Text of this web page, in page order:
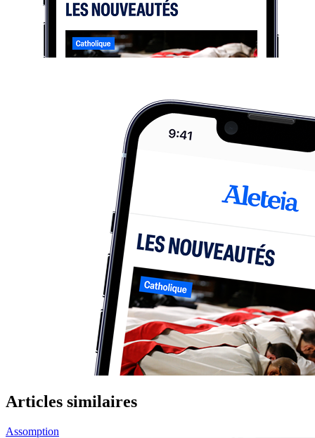
Articles similaires
Assomption